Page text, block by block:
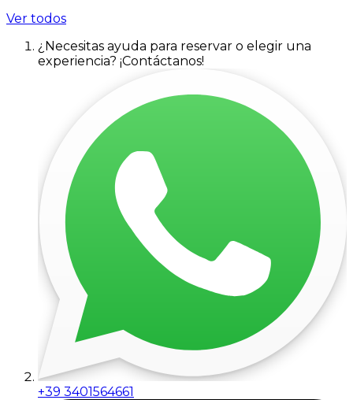
Ver todos
¿Necesitas ayuda para reservar o elegir una
experiencia? ¡Contáctanos!
+39 3401564661